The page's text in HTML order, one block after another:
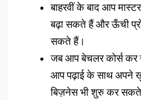
बाहरवीं के बाद आप
बढ़ा सकते हैं और ऊँची
सकते हैं।
जब आप बेचलर कोर्स कर
आप पढ़ाई के साथ अपने
बिज़नेस भी शुरु कर